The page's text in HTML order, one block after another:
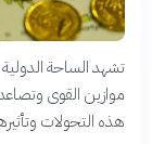
تشهد الساحة
موازين القوى
هذه التحولات